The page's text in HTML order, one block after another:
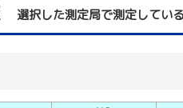
選択した測定局で測定してい